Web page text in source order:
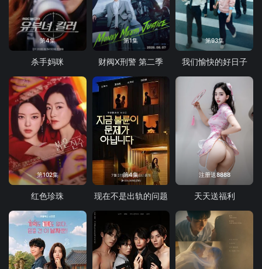
第4集
杀手妈咪
第1集
财阀X刑警 第二季
第93集
我们愉快的好日子
第102集
红色珍珠
第4集
现在不是出轨的问题
注册送8888
天天送福利